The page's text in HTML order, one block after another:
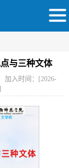
与三种文体
入时间：[2026-